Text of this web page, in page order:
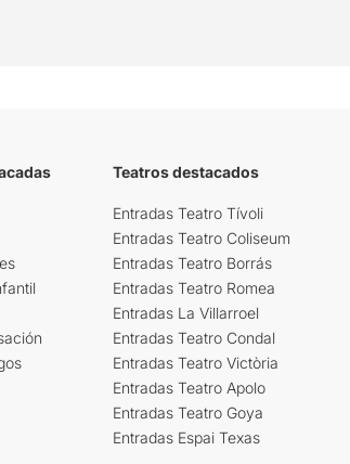
Teatros destacados
Entradas Teatro Tívoli
Entradas Teatro Coliseum
Entradas Teatro Borrás
Entradas Teatro Romea
Entradas La Villarroel
Entradas Teatro Condal
Entradas Teatro Victòria
Entradas Teatro Apolo
Entradas Teatro Goya
Entradas Espai Texas